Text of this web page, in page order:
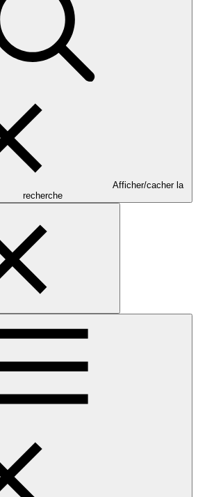
Afficher/cacher la
recherche